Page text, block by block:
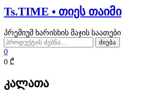
Ts.TIME • თიეს თაიმი
პრემიუმ ხარისხის მაჯის საათები
ძებნა:
ძიება
0
0 ₾
კალათა